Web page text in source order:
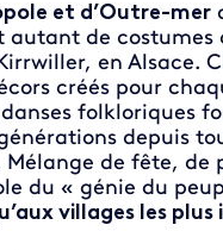
et d’Outre-mer
autant de costumes
en Alsace.
créés pour
folkloriques
depuis
de fête, de
du « génie du
villages les plus